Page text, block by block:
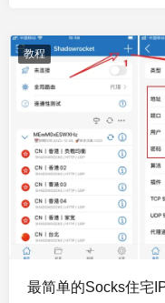
教程
最简单的Socks住宅